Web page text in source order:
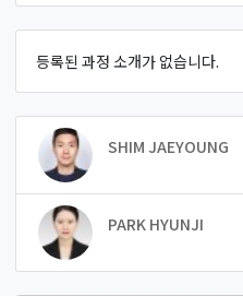
등록된 과정 소개가 없습니다.
SHIM JAEYOUNG
PARK HYUNJI